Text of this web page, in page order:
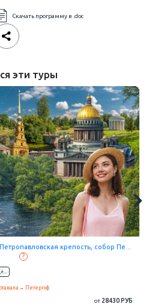
Скачать программу в .doc
эти туры
Петербурга (от 2 до 7 дней + ж/д...
eщё...